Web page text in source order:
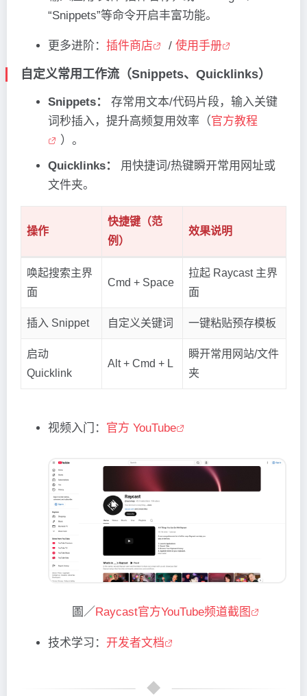
“Snippets”等命令开启丰富功能。
更多进阶： 插件商店 / 使用手册
自定义常用工作流（Snippets、Quicklinks）
Snippets：
存常用文本/代码片段，输入关键
词秒插入，提升高频复用效率（官方教程
）。
Quicklinks：
用快捷词/热键瞬开常用网址或
文件夹。
操作
快捷键（范
例）
效果说明
唤起搜索主界
面
Cmd + Space
拉起 Raycast 主界
面
插入 Snippet 自定义关键词 一键粘贴预存模板
启动
Quicklink
Alt + Cmd + L
瞬开常用网站/文件
夹
视频入门： 官方 YouTube
圖／Raycast官方YouTube频道截图
技术学习： 开发者文档